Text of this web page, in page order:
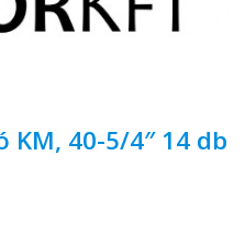
KM, 40-5/4″ 14 db